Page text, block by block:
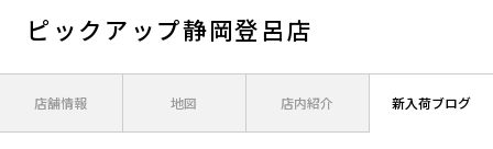
ピックアップ静岡登呂店
店舗情報 地図 店内紹介 新入荷ブログ